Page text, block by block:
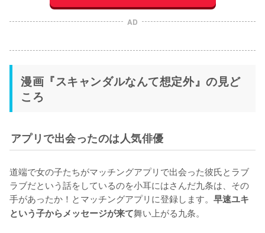
AD
漫画『スキャンダルなんて想定外』の見ど
ころ
アプリで出会ったのは人気俳優
道端で女の子たちがマッチングアプリで出会った彼氏とラブ
ラブだという話をしているのを小耳にはさんだ九条は、その
手があったか！とマッチングアプリに登録します。 早速ユキ
という子からメッセージが来て舞い上がる九条。